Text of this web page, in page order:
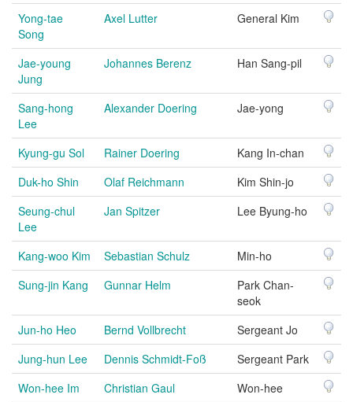
Yong-tae
Song
Axel Lutter General Kim
Jae-young
Jung
Johannes Berenz Han Sang-pil
Sang-hong
Lee
Alexander Doering Jae-yong
Kyung-gu Sol Rainer Doering
Kang In-chan
Duk-ho Shin
Olaf Reichmann
Kim Shin-jo
Seung-chul
Lee
Jan Spitzer Lee Byung-ho
Kang-woo Kim Sebastian Schulz
Min-ho
Sung-jin Kang
Gunnar Helm
Park Chan-
seok
Jun-ho Heo
Bernd Vollbrecht
Sergeant Jo
Jung-hun Lee
Dennis Schmidt-Foß
Sergeant Park
Won-hee Im
Christian Gaul
Won-hee